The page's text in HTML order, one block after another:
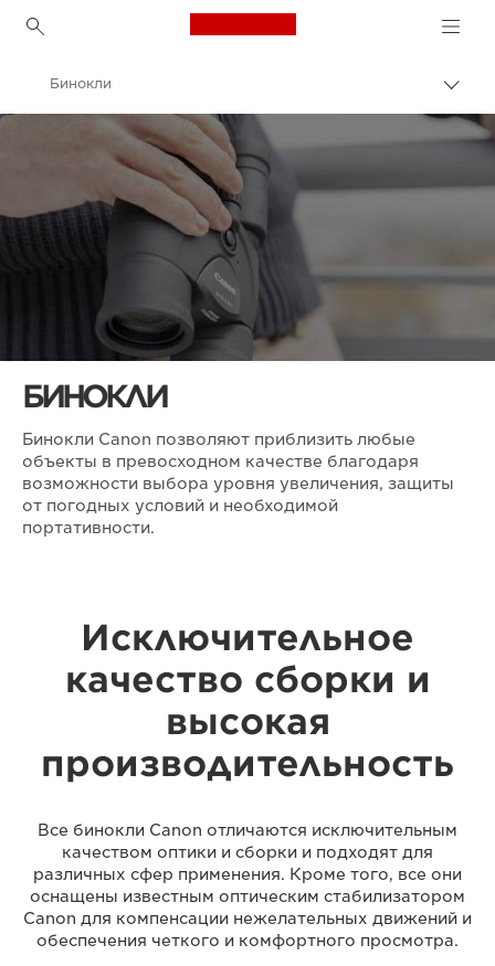
Canon Logo, back to
Бинокли
БИНОКЛИ
Бинокли Canon позволяют приблизить любые
объекты в превосходном качестве благодаря
возможности выбора уровня увеличения, защиты
от погодных условий и необходимой
портативности.
Исключительное
качество сборки и
высокая
производительность
Все бинокли Canon отличаются исключительным
качеством оптики и сборки и подходят для
различных сфер применения. Кроме того, все они
оснащены известным оптическим стабилизатором
Canon для компенсации нежелательных движений и
обеспечения четкого и комфортного просмотра.